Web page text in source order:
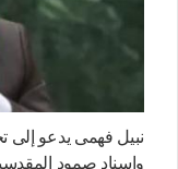
نبيل فهمى يدعو
وإسناد صمود